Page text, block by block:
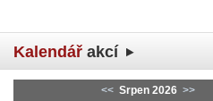
Kalendář akcí
<< Srpen 2026 >>